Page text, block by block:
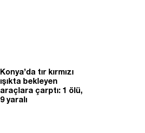
Konya’da tır kırmızı
ışıkta bekleyen
araçlara çarptı: 1 ölü,
9 yaralı